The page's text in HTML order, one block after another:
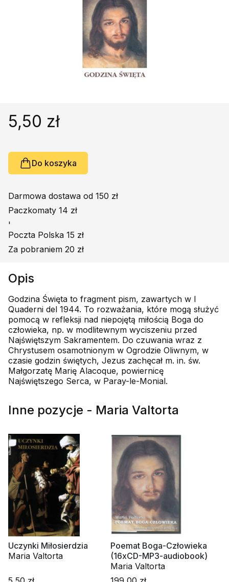
Książki obcojęzyczne
Poradniki, leksykony...
Podręczniki szkolne
Promocja
5,50 zł
Do koszyka
Darmowa dostawa od 150 zł
Paczkomaty 14 zł
'
Poczta Polska 15 zł
Za pobraniem 20 zł
Opis
Godzina Święta to fragment pism, zawartych w I
Quaderni del 1944. To rozważania, które mogą służyć
pomocą w refleksji nad niepojętą miłością Boga do
człowieka, np. w modlitewnym wyciszeniu przed
Najświętszym Sakramentem. Do czuwania wraz z
Chrystusem osamotnionym w Ogrodzie Oliwnym, w
czasie godzin świętych, Jezus zachęcał m. in. św.
Małgorzatę Marię Alacoque, powiernicę
Najświętszego Serca, w Paray-le-Monial.
Inne pozycje - Maria Valtorta
Uczynki Miłosierdzia
Maria Valtorta
Poemat Boga-Człowieka
(16xCD-MP3-audiobook)
Maria Valtorta